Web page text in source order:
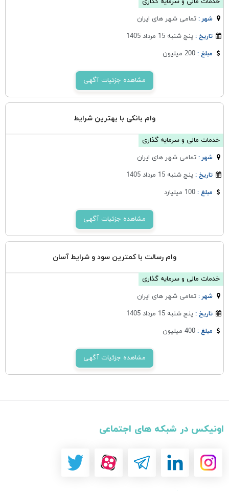
شهر :تمامی شهر های ایران
تاریخ :پنج شنبه 15 مرداد 1405
مبلغ :200 میلیون
مشاهده جزئیات آگهی
وام بانکی با بهترین شرایط
خدمات مالی و سرمایه گذاری
شهر :تمامی شهر های ایران
تاریخ :پنج شنبه 15 مرداد 1405
مبلغ :100 میلیارد
مشاهده جزئیات آگهی
وام رسالت با کمترین سود و شرایط آسان
خدمات مالی و سرمایه گذاری
شهر :تمامی شهر های ایران
تاریخ :پنج شنبه 15 مرداد 1405
مبلغ :400 میلیون
مشاهده جزئیات آگهی
اونیکس در شبکه های اجتماعی